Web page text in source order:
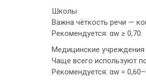
Школы
Важна чёткость речи —
Рекомендуется: αw ≥ 0,70.
Медицинские учреждения
Чаще всего используют
Рекомендуется: αw =